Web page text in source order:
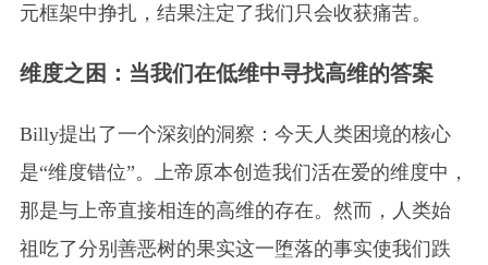
元框架中挣扎，结果注定了我们只会收获痛苦。
维度之困：当我们在低维中寻找高维的答案
Billy提出了一个深刻的洞察：今天人类困境的核心
是“维度错位”。上帝原本创造我们活在爱的维度中，
那是与上帝直接相连的高维的存在。然而，人类始
祖吃了分别善恶树的果实这一堕落的事实使我们跌